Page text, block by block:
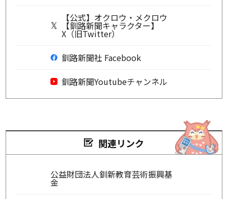
【公式】オクロウ・メクロウ
【釧路新聞キャラクター】
X（旧Twitter）
釧路新聞社 Facebook
釧路新聞Youtubeチャンネル
関連リンク
公益財団法人釧新教育芸術振興基
金